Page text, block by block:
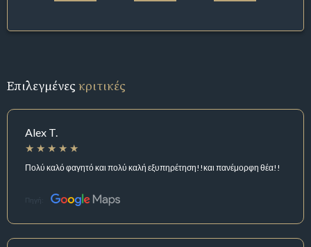
Επιλεγμένεςκριτικές
Alex T.
Πολύ καλό φαγητό και πολύ καλή εξυπηρέτηση!!και πανέμορφη θέα!!
Πηγή: